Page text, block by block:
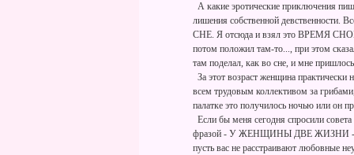
А какие эротические приключения
лишения собственной девственности.
СНЕ. Я отсюда и взял это ВРЕМЯ СНОВ.
потом положил там-то..., при этом
там поделал, как во сне, и мне
За этот возраст женщина
всем трудовым коллективом за
палатке это получилось ночью или он
Если бы меня сегодня спросили
фразой - У ЖЕНЩИНЫ ДВЕ ЖИЗНИ - до
пусть вас не расстраивают любовные